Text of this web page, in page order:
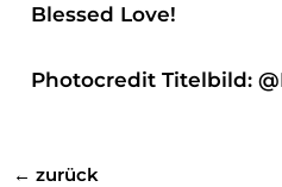
Blessed Love!
Photocredit Titelbild:
← zurück